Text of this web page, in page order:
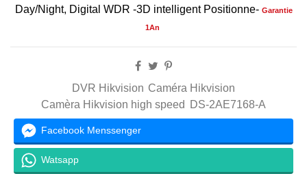
Day/Night, Digital WDR -3D intelligent Positionne- Garantie
1An
DVR Hikvision Caméra Hikvision
Camèra Hikvision high speed
DS-2AE7168-A
Facebook Menssenger
Watsapp